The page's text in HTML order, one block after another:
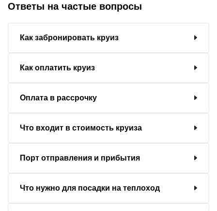
Ответы на частые вопросы
Как забронировать круиз
Как оплатить круиз
Оплата в рассрочку
Что входит в стоимость круиза
Порт отправления и прибытия
Что нужно для посадки на теплоход